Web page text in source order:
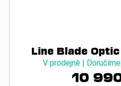
Line Blade
V prodejně |
10